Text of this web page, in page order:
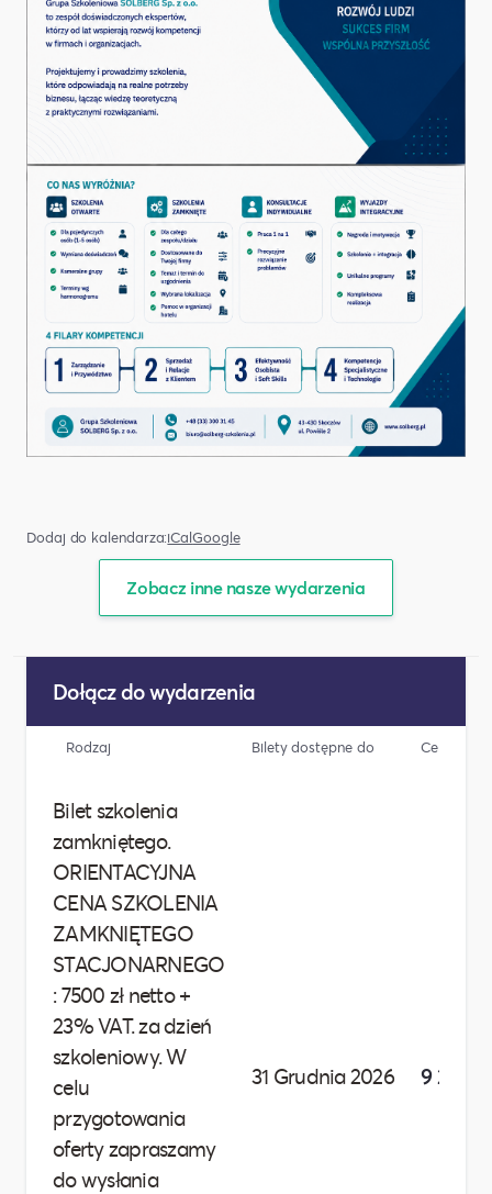
Dodaj do kalendarza:iCalGoogle
Zobacz inne nasze wydarzenia
Dołącz do wydarzenia
Rodzaj Bilety dostępne do Cena
Bilet szkolenia
zamkniętego.
ORIENTACYJNA
CENA SZKOLENIA
ZAMKNIĘTEGO
STACJONARNEGO
: 7500 zł netto +
23% VAT. za dzień
szkoleniowy. W
celu
przygotowania
oferty zapraszamy
do wysłania
31 Grudnia 2026 9